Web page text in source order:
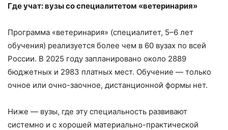
Где учат: вузы со специалитетом «ветеринария»
Программа «ветеринария» (специалитет, 5–6 лет
обучения) реализуется более чем в 60 вузах по всей
России. В 2025 году запланировано около 2889
бюджетных и 2983 платных мест. Обучение — только
очное или очно-заочное, дистанционной формы нет.
Ниже — вузы, где эту специальность развивают
системно и с хорошей материально-практической